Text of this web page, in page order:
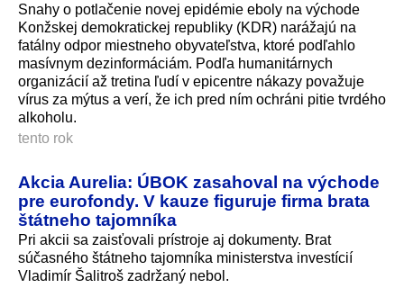
Snahy o potlačenie novej epidémie eboly na východe
Konžskej demokratickej republiky (KDR) narážajú na
fatálny odpor miestneho obyvateľstva, ktoré podľahlo
masívnym dezinformáciám. Podľa humanitárnych
organizácií až tretina ľudí v epicentre nákazy považuje
vírus za mýtus a verí, že ich pred ním ochráni pitie tvrdého
alkoholu.
tento rok
Akcia Aurelia: ÚBOK zasahoval na východe
pre eurofondy. V kauze figuruje firma brata
štátneho tajomníka
Pri akcii sa zaisťovali prístroje aj dokumenty. Brat
súčasného štátneho tajomníka ministerstva investícií
Vladimír Šalitroš zadržaný nebol.